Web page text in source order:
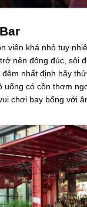
viên khá nhỏ tuy
nên đông đúc, sôi
nhất định hãy
uống có cồn thơm
chơi bay bổng với